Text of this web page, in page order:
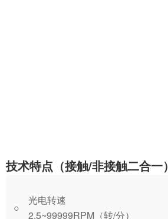
技术特点（接触/非接触二合一）
○
光电转速
2.5~99999RPM（转/分）